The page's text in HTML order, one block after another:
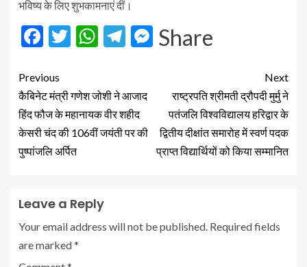
भविष्य के लिए शुभकामनाएं दीं।
Facebook
Twitter
WhatsApp
Telegram
Messenger
Share
Previous
कैबिनेट मंत्री गणेश जोशी ने आजाद
हिंद फौज के महानायक वीर शहीद
केसरी चंद की 106वीं जयंती पर की
पुष्पांजलि अर्पित
Next
राष्ट्रपति श्रीमती द्रौपदी मुर्मु ने
पतंजलि विश्वविद्यालय हरिद्वार के
द्वितीय दीक्षांत समारोह में स्वर्ण पदक
प्राप्त विद्यार्थियों को किया सम्मानित
Leave a Reply
Your email address will not be published. Required fields
are marked*